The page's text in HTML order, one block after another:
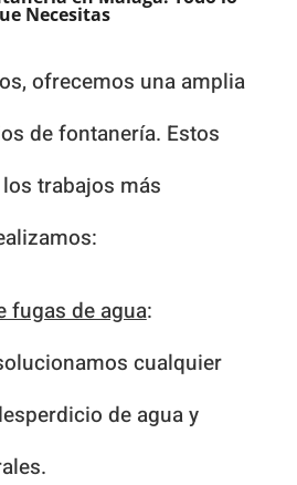
Necesitas
ofrecemos una amplia
de fontanería. Estos
trabajos más
fugas de agua:
cualquier
de agua y